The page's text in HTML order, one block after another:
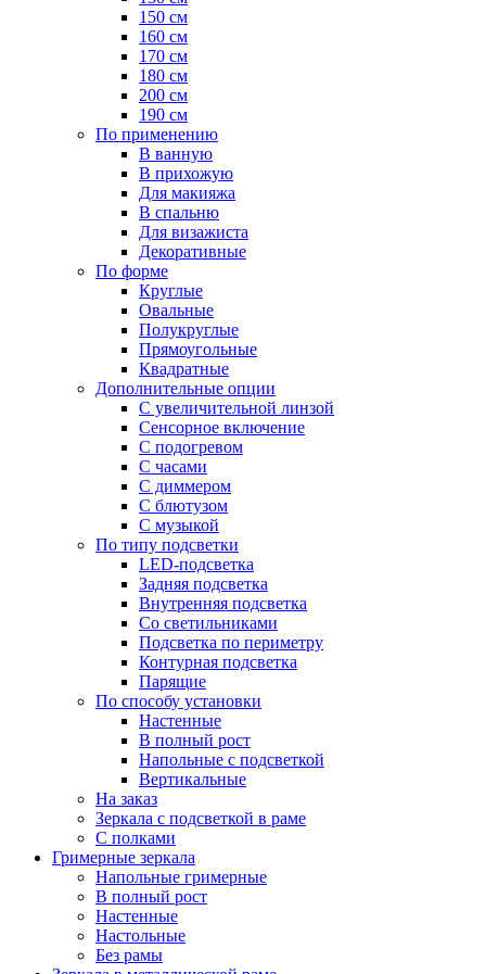
150 см
160 см
170 см
180 см
200 см
190 см
По применению
В ванную
В прихожую
Для макияжа
В спальню
Для визажиста
Декоративные
По форме
Круглые
Овальные
Полукруглые
Прямоугольные
Квадратные
Дополнительные опции
C увеличительной линзой
Сенсорное включение
С подогревом
С часами
С диммером
С блютузом
С музыкой
По типу подсветки
LED-подсветка
Задняя подсветка
Внутренняя подсветка
Со светильниками
Подсветка по периметру
Контурная подсветка
Парящие
По способу установки
Настенные
В полный рост
Напольные с подсветкой
Вертикальные
На заказ
Зеркала с подсветкой в раме
С полками
Гримерные зеркала
Напольные гримерные
В полный рост
Настенные
Настольные
Без рамы